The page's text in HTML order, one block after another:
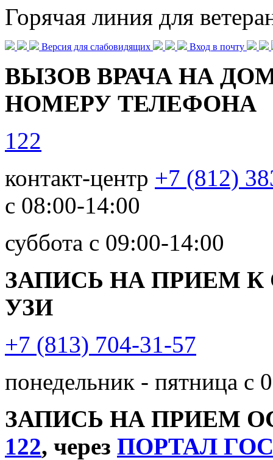
Горячая линия для
Версия для слабовидящих Вход в почту
ВЫЗОВ ВРАЧА НА
НОМЕРУ ТЕЛЕФОНА
122
контакт-центр +7 (812)
с 08:00-14:00
суббота с 09:00-14:00
ЗАПИСЬ НА ПРИЕМ
УЗИ
+7 (813) 704-31-57
понедельник - пятница с
ЗАПИСЬ НА ПРИЕМ
122, через ПОРТАЛ